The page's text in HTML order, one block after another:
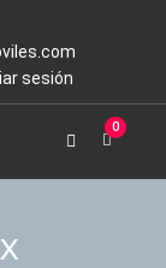
sesión
0